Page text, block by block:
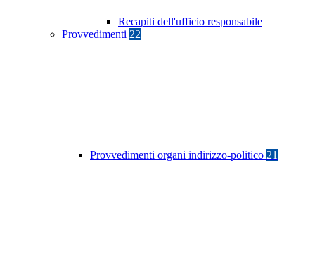
Recapiti dell'ufficio responsabile
Provvedimenti 22
Provvedimenti organi indirizzo-politico 21